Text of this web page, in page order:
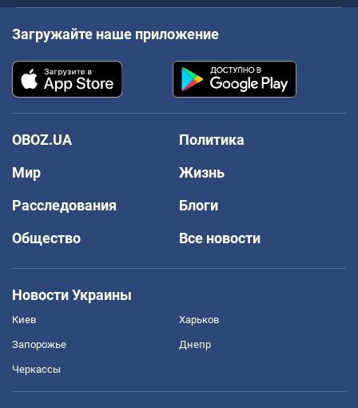
Загружайте наше приложение
OBOZ.UA
Политика
Мир
Жизнь
Расследования
Блоги
Общество
Все новости
Новости Украины
Киев Харьков
Запорожье Днепр
Черкассы